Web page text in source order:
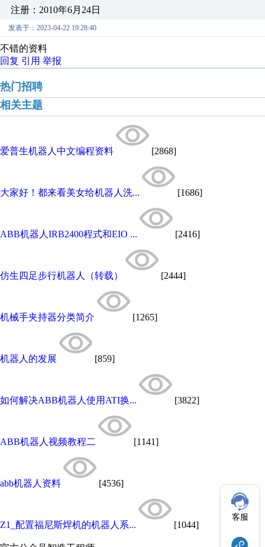
注册：2010年6月24日
发表于：2023-04-22 19:28:40
不错的资料
回复 引用 举报
热门招聘
相关主题
爱普生机器人中文编程资料 [2868]
大家好！都来看美女给机器人洗... [1686]
ABB机器人IRB2400程式和EIO ... [2416]
仿生四足步行机器人（转载） [2444]
机械手夹持器分类简介 [1265]
机器人的发展 [859]
如何解决ABB机器人使用ATI换... [3822]
ABB机器人视频教程二 [1141]
abb机器人资料 [4536]
Z1_配置福尼斯焊机的机器人系... [1044]
客服